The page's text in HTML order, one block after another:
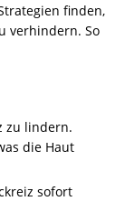
finden,
verhindern. So
zu lindern.
die Haut
sofort